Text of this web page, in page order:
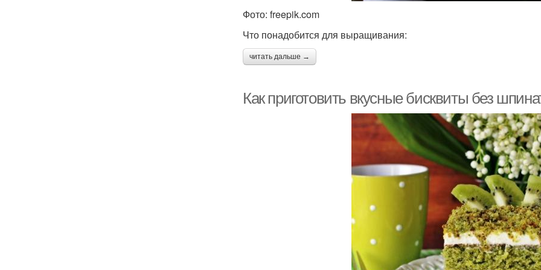
Фото: freepik.com
Что понадобится для выращивания:
читать дальше →
Как приготовить вкусные бисквиты без